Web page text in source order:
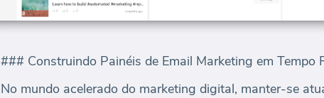
### Construindo Painéis de Email Marketing em Tempo
No mundo acelerado do marketing digital, manter-se